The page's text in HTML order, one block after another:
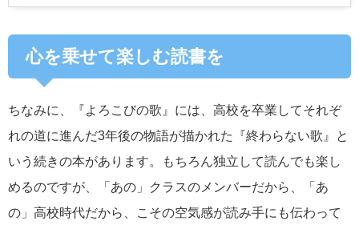
心を乗せて楽しむ読書を
ちなみに、『よろこびの歌』には、高校を卒業してそれぞ
れの道に進んだ3年後の物語が描かれた『終わらない歌』と
いう続きの本があります。もちろん独立して読んでも楽し
めるのですが、「あの」クラスのメンバーだから、「あ
の」高校時代だから、こその空気感が読み手にも伝わって